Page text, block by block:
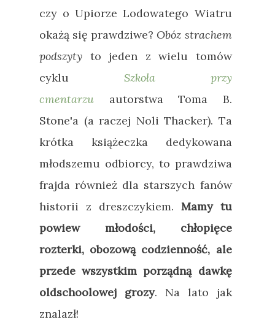
czy o Upiorze Lodowatego Wiatru
okażą się prawdziwe? Obóz strachem
podszyty to jeden z wielu tomów
cyklu Szkoła przy
cmentarzu
autorstwa Toma B.
Stone'a (a raczej Noli Thacker). Ta
krótka książeczka dedykowana
młodszemu odbiorcy, to prawdziwa
frajda również dla starszych fanów
historii z dreszczykiem. Mamy tu
powiew młodości, chłopięce
rozterki, obozową codzienność, ale
przede wszystkim porządną dawkę
oldschoolowej grozy. Na lato jak
znalazł!